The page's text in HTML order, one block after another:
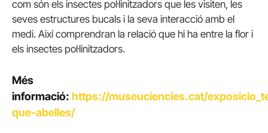
com són els insectes pol·linitzadors que les visiten, les
seves estructures bucals i la seva interacció amb el
medi. Així comprendran la relació que hi ha entre la flor i
els insectes pol·linitzadors.
Més
informació: https://museuciencies.cat/
que-abelles/